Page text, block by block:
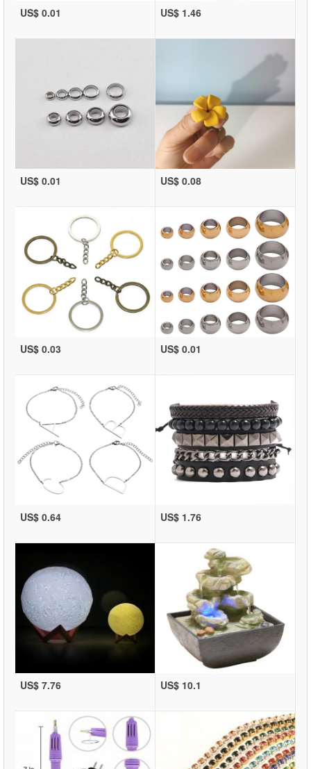
US$ 0.01 US$ 1.46
US$ 0.01 US$ 0.08
US$ 0.03 US$ 0.01
US$ 0.64 US$ 1.76
US$ 7.76 US$ 10.1